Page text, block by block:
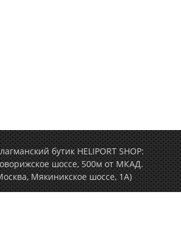
бутик HELIPORT SHOP:
шоссе, 500м от МКАД.
Мякиникское шоссе, 1А)